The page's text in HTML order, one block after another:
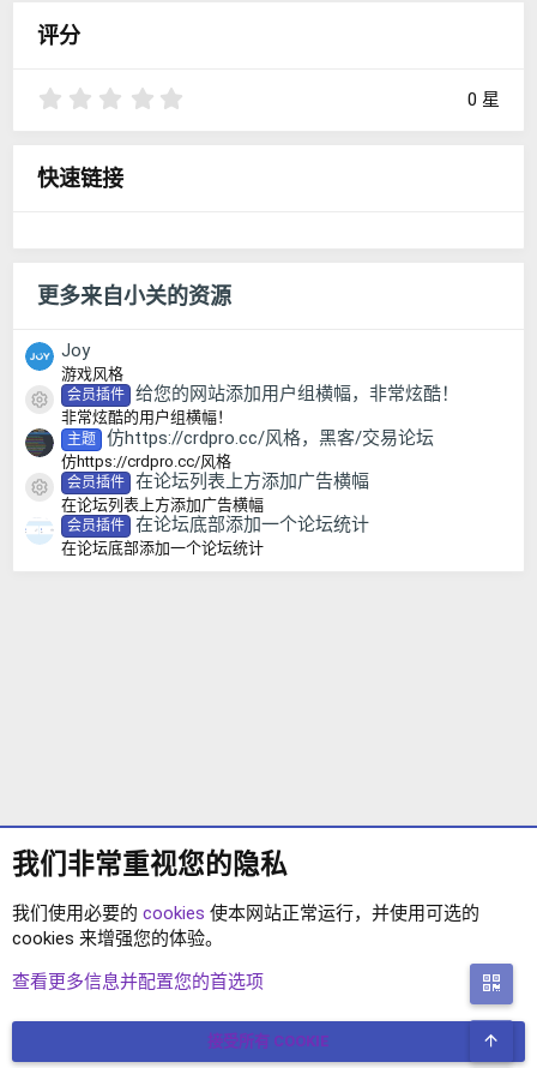
评分
0 星
快速链接
更多来自小关的资源
Joy
游戏风格
资源图标
会员插件 给您的网站添加用户组横幅，非常炫酷！
非常炫酷的用户组横幅！
主题 仿https://crdpro.cc/风格，黑客/交易论坛
仿https://crdpro.cc/风格
资源图标
会员插件 在论坛列表上方添加广告横幅
在论坛列表上方添加广告横幅
会员插件 在论坛底部添加一个论坛统计
在论坛底部添加一个论坛统计
XENFORO2.1 主题
简体中文 联系我们
我们非常重视您的隐私
我们使用必要的 cookies 使本网站正常运行，并使用可选的
cookies 来增强您的体验。
查看更多信息并配置您的首选项
接受所有 COOKIE